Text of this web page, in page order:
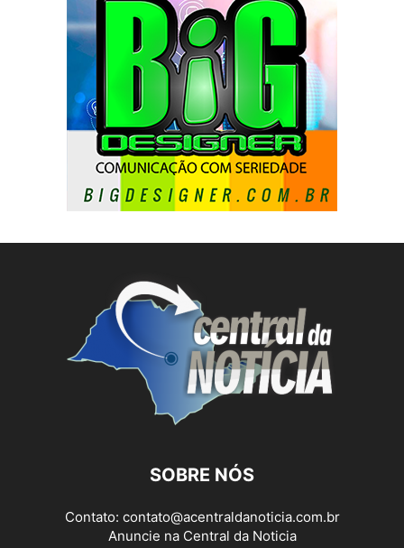
SOBRE NÓS
Contato: contato@acentraldanoticia.com.br
Anuncie na Central da Noticia